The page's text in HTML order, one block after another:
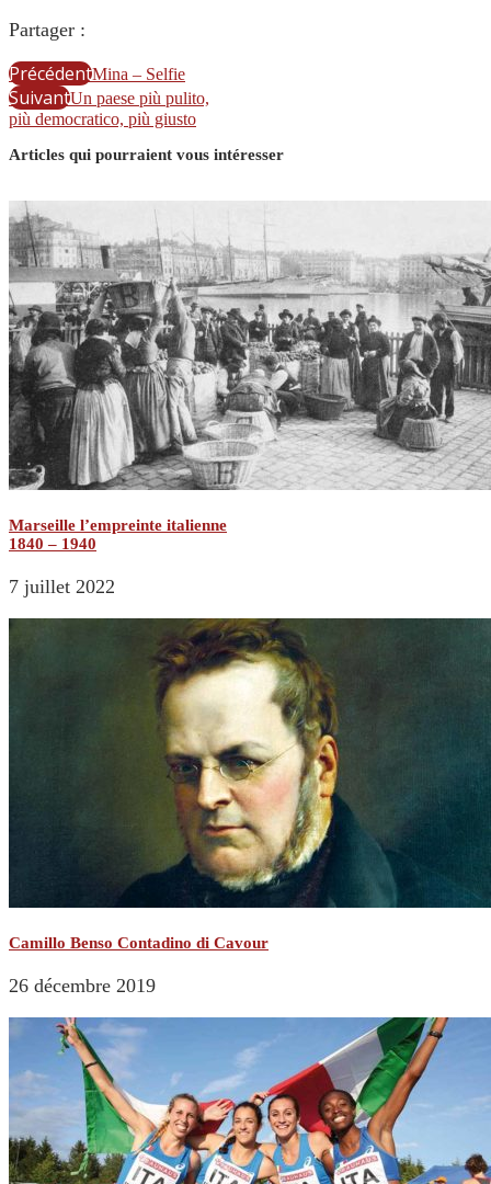
Partager :
PrécédentMina – Selfie
SuivantUn paese più pulito,
più democratico, più giusto
Articles qui pourraient vous intéresser
Marseille l’empreinte italienne
1840 – 1940
7 juillet 2022
Camillo Benso Contadino di Cavour
26 décembre 2019